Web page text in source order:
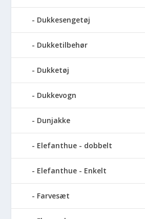
Dukkesengetøj
Dukketilbehør
Dukketøj
Dukkevogn
Dunjakke
Elefanthue - dobbelt
Elefanthue - Enkelt
Farvesæt